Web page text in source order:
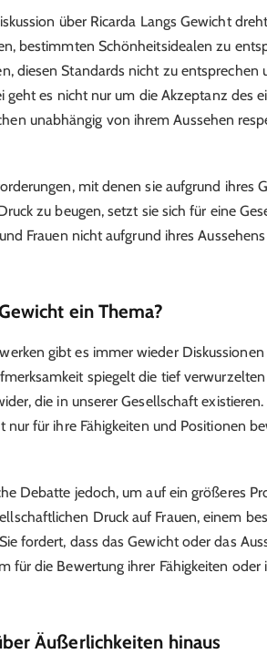
über Ricarda Langs Gewicht
bestimmten Schönheitsidealen zu
diesen Standards nicht zu entsprechen
es nicht nur um die Akzeptanz des
unabhängig von ihrem Aussehen
mit denen sie aufgrund ihres
zu beugen, setzt sie sich für eine
Frauen nicht aufgrund ihres
ein Thema?
gibt es immer wieder
spiegelt die tief verwurzelten
die in unserer Gesellschaft
für ihre Fähigkeiten und Positionen
Debatte jedoch, um auf ein größeres
Druck auf Frauen, einem
fordert, dass das Gewicht oder das
für die Bewertung ihrer Fähigkeiten oder
Äußerlichkeiten hinaus